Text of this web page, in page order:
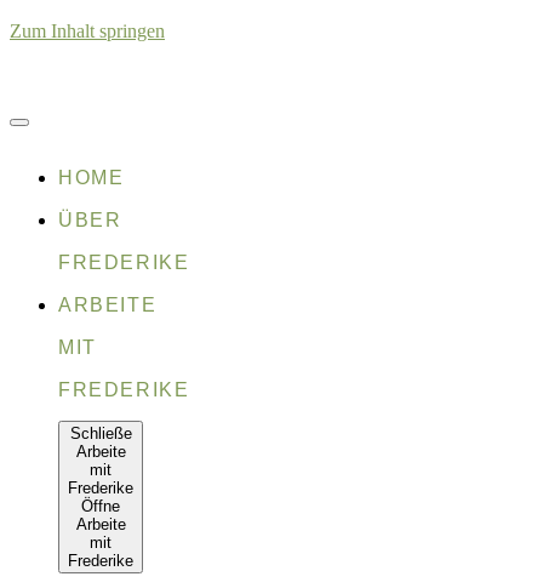
Zum Inhalt springen
HOME
ÜBER
FREDERIKE
ARBEITE
MIT
FREDERIKE
Schließe
Arbeite
mit
Frederike
Öffne
Arbeite
mit
Frederike